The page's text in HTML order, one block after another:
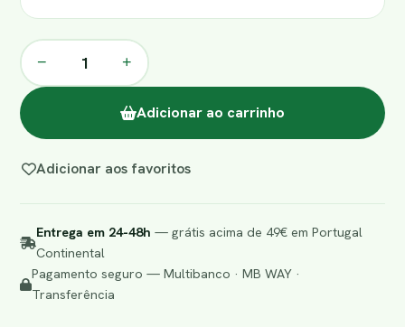
− +
Adicionar ao carrinho
Adicionar aos favoritos
Entrega em 24-48h — grátis acima de 49€ em Portugal
Continental
Pagamento seguro — Multibanco · MB WAY ·
Transferência